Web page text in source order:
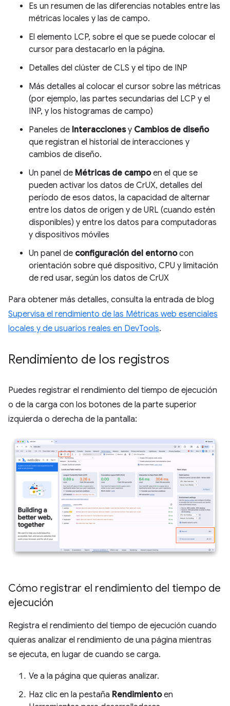
Es un resumen de las diferencias notables entre las
métricas locales y las de campo.
El elemento LCP, sobre el que se puede colocar el
cursor para destacarlo en la página.
Detalles del clúster de CLS y el tipo de INP
Más detalles al colocar el cursor sobre las métricas
(por ejemplo, las partes secundarias del LCP y el
INP, y los histogramas de campo)
Paneles de Interaccionesy Cambios de diseño
que registran el historial de interacciones y
cambios de diseño.
Un panel de Métricas de campoen el que se
pueden activar los datos de CrUX, detalles del
período de esos datos, la capacidad de alternar
entre los datos de origen y de URL (cuando estén
disponibles) y entre los datos para computadoras
y dispositivos móviles
Un panel de configuración del entornocon
orientación sobre qué dispositivo, CPU y limitación
de red usar, según los datos de CrUX
Para obtener más detalles, consulta la entrada de blog
Supervisa el rendimiento de las Métricas web esenciales
locales y de usuarios reales en DevTools.
Rendimiento de los registros
Puedes registrar el rendimiento del tiempo de ejecución
o de la carga con los botones de la parte superior
izquierda o derecha de la pantalla:
Cómo registrar el rendimiento del tiempo de
ejecución
Registra el rendimiento del tiempo de ejecución cuando
quieras analizar el rendimiento de una página mientras
se ejecuta, en lugar de cuando se carga.
Ve a la página que quieras analizar.
Haz clic en la pestaña Rendimientoen